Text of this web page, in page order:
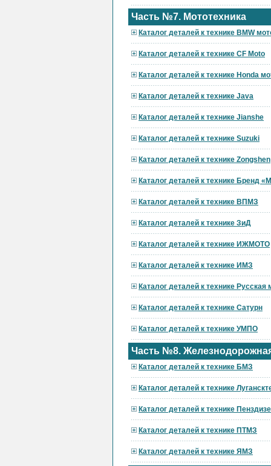
Часть №7. Мототехника
Каталог деталей к технике BMW
Каталог деталей к технике CF Moto
Каталог деталей к технике Honda
Каталог деталей к технике Java
Каталог деталей к технике Jianshe
Каталог деталей к технике Suzuki
Каталог деталей к технике Zongshen
Каталог деталей к технике Бренд
Каталог деталей к технике ВПМЗ
Каталог деталей к технике ЗиД
Каталог деталей к технике ИЖМОТО
Каталог деталей к технике ИМЗ
Каталог деталей к технике Русская
Каталог деталей к технике Сатурн
Каталог деталей к технике УМПО
Часть №8.
Каталог деталей к технике БМЗ
Каталог деталей к технике
Каталог деталей к технике
Каталог деталей к технике ПТМЗ
Каталог деталей к технике ЯМЗ